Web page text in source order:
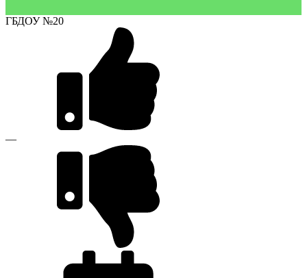
ГБДОУ №20
—